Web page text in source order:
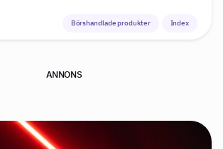
Börshandlade produkter Index
ANNONS